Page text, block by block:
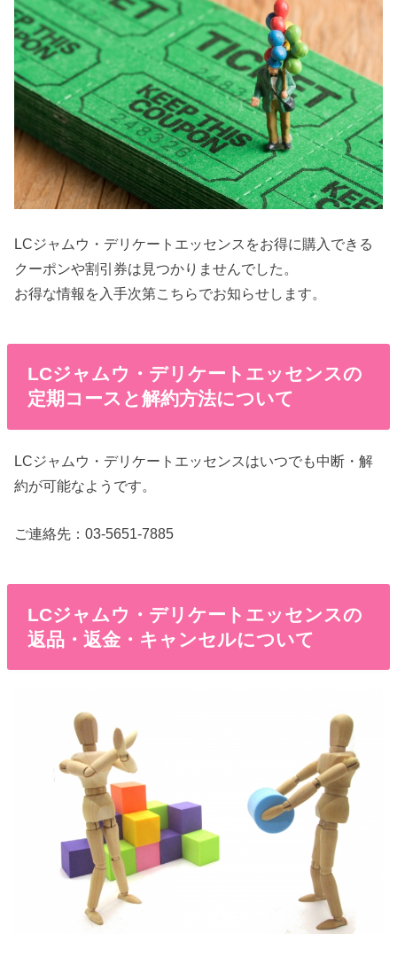
LCジャムウ・デリケートエッセンスをお得に購入できる
クーポンや割引券は見つかりませんでした。
お得な情報を入手次第こちらでお知らせします。
LCジャムウ・デリケートエッセンスの
定期コースと解約方法について
LCジャムウ・デリケートエッセンスはいつでも中断・解
約が可能なようです。
ご連絡先：03-5651-7885
LCジャムウ・デリケートエッセンスの
返品・返金・キャンセルについて